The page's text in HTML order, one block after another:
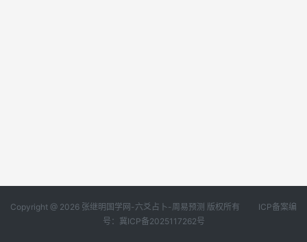
Copyright @ 2026 张继明国学网-六爻占卜-周易预测 版权所有 ICP备案编
号：冀ICP备2025117262号